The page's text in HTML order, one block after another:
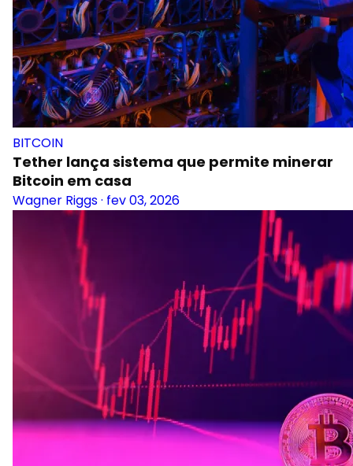
BITCOIN
Tether lança sistema que permite minerar
Bitcoin em casa
Wagner Riggs· fev 03, 2026